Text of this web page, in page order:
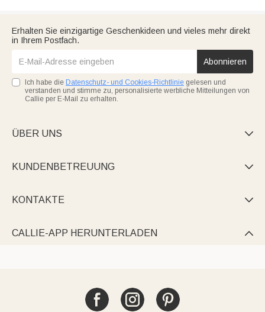
Erhalten Sie einzigartige Geschenkideen und vieles mehr direkt
in Ihrem Postfach.
Abonnieren
Ich habe die Datenschutz- und Cookies-Richtlinie gelesen und
verstanden und stimme zu, personalisierte werbliche Mitteilungen von
Callie per E-Mail zu erhalten.
ÜBER UNS 
KUNDENBETREUUNG 
KONTAKTE 
CALLIE-APP HERUNTERLADEN 